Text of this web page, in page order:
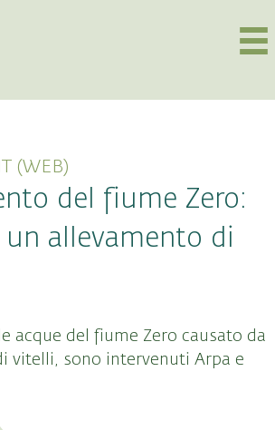
(WEB)
del fiume Zero:
un allevamento di
acque del fiume Zero causato da
vitelli, sono intervenuti Arpa e